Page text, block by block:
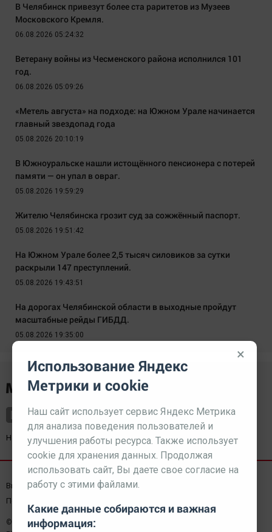
В Челябинск привезут более ста раритетов из Музеев
Московского Кремля.
06.08.2026 05:24:32
Ветерану войны из Чесменского района исполнился 101
год.
06.08.2026 05:09:26
«Метель августа» на подходе: на Южном Урале начинается
главный звездопад года
05.08.2026 20:10:19
В Южноуральске нашли истощённого пенсионера с потерей
памяти — он упал в овраг.
05.08.2026 19:59:29
Жителю Челябинска грозит суд за сожжённый паспорт.
05.08.2026 19:51:42
На Южном Урале более 2,5 тысяч силовиков за сутки
раскрыли 147 преступлений.
05.08.2026 19:43:51
На дорогах Челябинской области в выходные пройдут
масштабные рейды ГИБДД.
05.08.2026 19:35:00
Наш партнерkurorty-sochi.ru
Выходные данные СМИ Реклама
Пользовательское соглашение
© 2026 МЕДИАЗАВОД — Сайт может содержать контент,
×
Использование Яндекс
Метрики и cookie
Наш сайт использует сервис Яндекс Метрика
для анализа поведения пользователей и
улучшения работы ресурса. Также использует
cookie для хранения данных. Продолжая
использовать сайт, Вы даете свое согласие на
работу с этими файлами.
Какие данные собираются и важная
информация: